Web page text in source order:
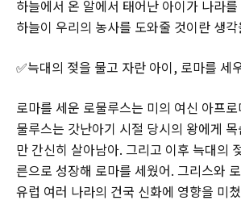
하늘에서 온 알에서 태어난 아이가 나라
하늘이 우리의 농사를 도와줄 것이란 생
✅늑대의 젖을 물고 자란 아이, 로마를 세
로마를 세운 로물루스는 미의 여신 아프
물루스는 갓난아기 시절 당시의 왕에게
만 간신히 살아남아. 그리고 이후 늑대의
른으로 성장해 로마를 세웠어. 그리스와
유럽 여러 나라의 건국 신화에 영향을 미